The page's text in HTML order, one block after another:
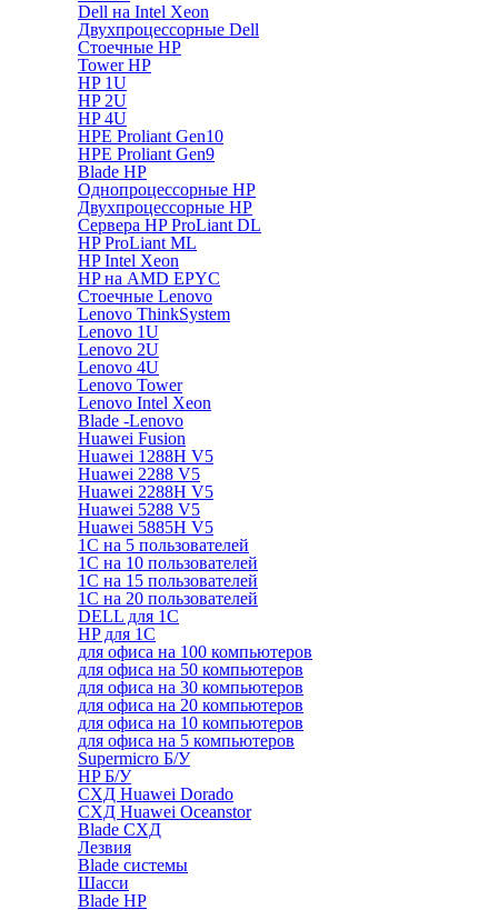
Dell на Intel Xeon
Двухпроцессорные Dell
Стоечные HP
Tower HP
HP 1U
HP 2U
HP 4U
HPE Proliant Gen10
HPE Proliant Gen9
Blade HP
Однопроцессорные HP
Двухпроцессорные HP
Сервера HP ProLiant DL
HP ProLiant ML
HP Intel Xeon
HP на AMD EPYC
Стоечные Lenovo
Lenovo ThinkSystem
Lenovo 1U
Lenovo 2U
Lenovo 4U
Lenovo Tower
Lenovo Intel Xeon
Blade -Lenovo
Huawei Fusion
Huawei 1288H V5
Huawei 2288 V5
Huawei 2288H V5
Huawei 5288 V5
Huawei 5885H V5
1С на 5 пользователей
1С на 10 пользователей
1С на 15 пользователей
1С на 20 пользователей
DELL для 1С
HP для 1С
для офиса на 100 компьютеров
для офиса на 50 компьютеров
для офиса на 30 компьютеров
для офиса на 20 компьютеров
для офиса на 10 компьютеров
для офиса на 5 компьютеров
Supermicro Б/У
HP Б/У
СХД Huawei Dorado
СХД Huawei Oceanstor
Blade СХД
Лезвия
Blade системы
Шасси
Blade HP